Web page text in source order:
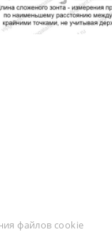
файлов cookie